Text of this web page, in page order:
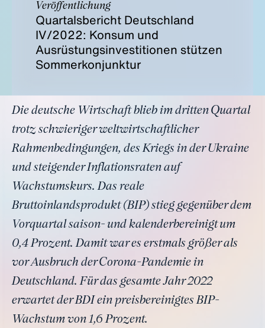
Veröffentlichung
Quartalsbericht Deutschland
IV/2022: Konsum und
Ausrüstungsinvestitionen stützen
Sommerkonjunktur
Die deutsche Wirtschaft blieb im dritten Quartal
trotz schwieriger weltwirtschaftlicher
Rahmenbedingungen, des Kriegs in der Ukraine
und steigender Inflationsraten auf
Wachstumskurs. Das reale
Bruttoinlandsprodukt (BIP) stieg gegenüber dem
Vorquartal saison- und kalenderbereinigt um
0,4 Prozent. Damit war es erstmals größer als
vor Ausbruch der Corona-Pandemie in
Deutschland. Für das gesamte Jahr 2022
erwartet der BDI ein preisbereinigtes BIP-
Wachstum von 1,6 Prozent.